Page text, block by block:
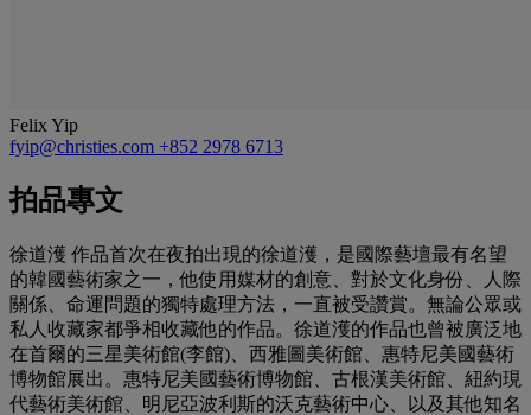
Felix Yip
fyip@christies.com +852 2978 6713
拍品專文
徐道濩 作品首次在夜拍出現的徐道濩，是國際藝壇最有名望
的韓國藝術家之一，他使用媒材的創意、對於文化身份、人際
關係、命運問題的獨特處理方法，一直被受讚賞。無論公眾或
私人收藏家都爭相收藏他的作品。徐道濩的作品也曾被廣泛地
在首爾的三星美術館(李館)、西雅圖美術館、惠特尼美國藝術
博物館展出。惠特尼美國藝術博物館、古根漢美術館、紐約現
代藝術美術館、明尼亞波利斯的沃克藝術中心、以及其他知名